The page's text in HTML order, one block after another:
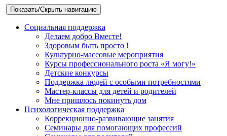
Показать/Скрыть навигацию
Социальная поддержка
Делаем добро Вместе!
Здоровым быть просто !
Культурно-массовые мероприятия
Курсы профессионального роста «Я могу!»
Детские конкурсы
Поддержка людей с особыми потребностями
Мастер-классы для детей и родителей
Мне пришлось покинуть дом
Психологическая поддержка
Коррекционно-развивающие занятия
Семинары для помогающих профессий